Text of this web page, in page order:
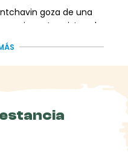
goza de una
vistas al
Montchavin es el
a las pistas de
como con
de actividades por